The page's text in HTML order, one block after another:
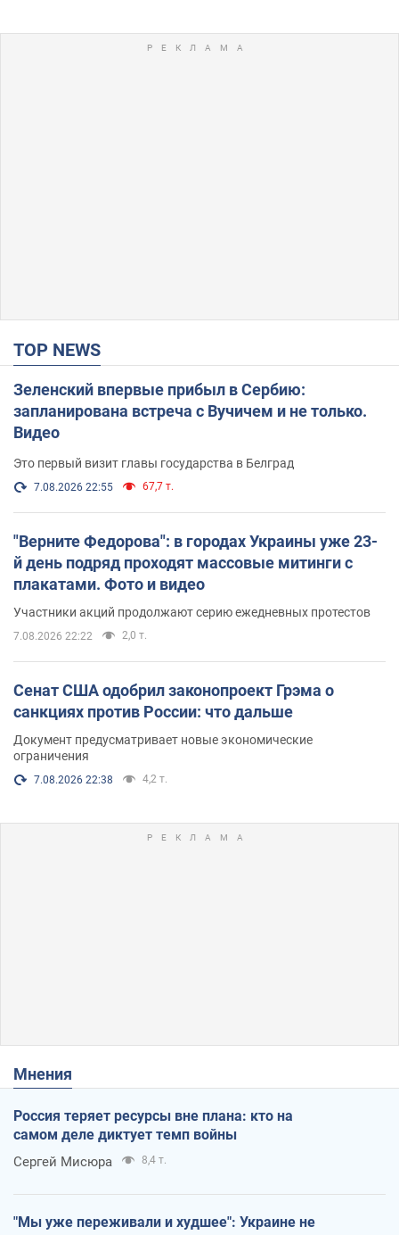
TOP NEWS
Зеленский впервые прибыл в Сербию:
запланирована встреча с Вучичем и не только.
Видео
Это первый визит главы государства в Белград
7.08.2026 22:55 67,7 т.
"Верните Федорова": в городах Украины уже 23-
й день подряд проходят массовые митинги с
плакатами. Фото и видео
Участники акций продолжают серию ежедневных протестов
7.08.2026 22:22 2,0 т.
Сенат США одобрил законопроект Грэма о
санкциях против России: что дальше
Документ предусматривает новые экономические
ограничения
7.08.2026 22:38 4,2 т.
Мнения
Россия теряет ресурсы вне плана: кто на
самом деле диктует темп войны
Сергей Мисюра 8,4 т.
"Мы уже переживали и худшее": Украине не